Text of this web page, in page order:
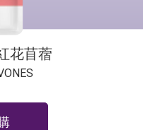
花苜蓿